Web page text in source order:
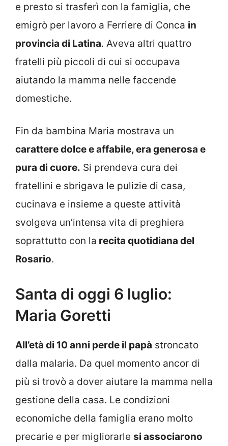
e presto si trasferì con la famiglia, che
emigrò per lavoro a Ferriere di Conca in
provincia di Latina. Aveva altri quattro
fratelli più piccoli di cui si occupava
aiutando la mamma nelle faccende
domestiche.
Fin da bambina Maria mostrava un
carattere dolce e affabile, era generosa e
pura di cuore. Si prendeva cura dei
fratellini e sbrigava le pulizie di casa,
cucinava e insieme a queste attività
svolgeva un’intensa vita di preghiera
soprattutto con la recita quotidiana del
Rosario.
Santa di oggi 6 luglio:
Maria Goretti
All’età di 10 anni perde il papà stroncato
dalla malaria. Da quel momento ancor di
più si trovò a dover aiutare la mamma nella
gestione della casa. Le condizioni
economiche della famiglia erano molto
precarie e per migliorarle si associarono